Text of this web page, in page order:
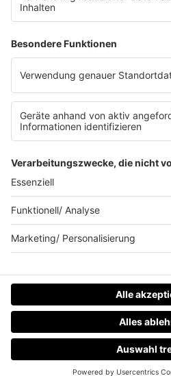
HOME
Clubbedingungen
Werbung schalten
Waffel-Werbepartner
80s80s.de
90s90s.de
Schlagerplanetradio.com
1deutsch.de
WEIHNACHTSMUSIK.FM
© barba radio. Ein Baby von